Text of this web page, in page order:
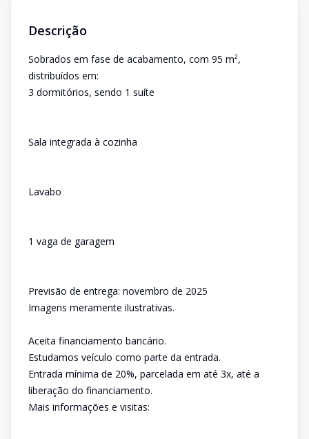
Descrição
Sobrados em fase de acabamento, com 95 m²,
distribuídos em:
3 dormitórios, sendo 1 suíte
Sala integrada à cozinha
Lavabo
1 vaga de garagem
Previsão de entrega: novembro de 2025
Imagens meramente ilustrativas.
Aceita financiamento bancário.
Estudamos veículo como parte da entrada.
Entrada mínima de 20%, parcelada em até 3x, até a
liberação do financiamento.
Mais informações e visitas: